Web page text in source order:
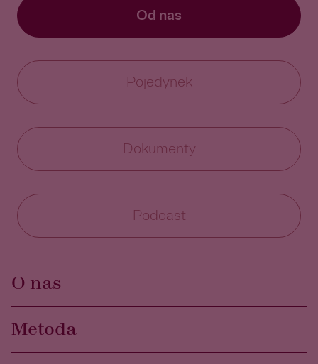
Od nas
Pojedynek
Dokumenty
Podcast
O nas
Metoda